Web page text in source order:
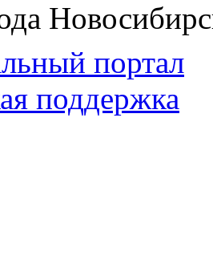
портал
поддержка